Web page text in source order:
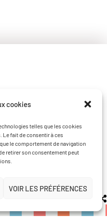
cookies
telles que les cookies
fait de consentir à ces
le comportement de navigation
retirer son consentement peut
VOIR LES PRÉFÉRENCES